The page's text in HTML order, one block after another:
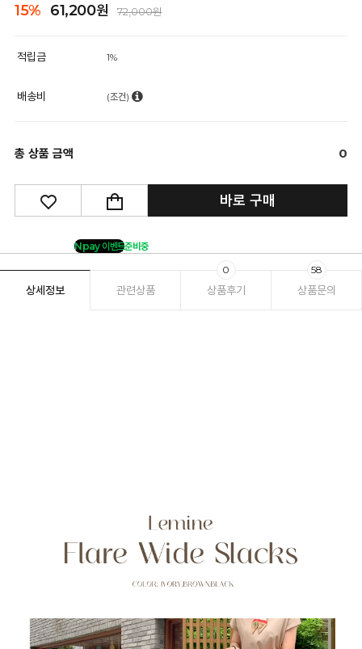
15% 61,200원 72,000원
적립금 1%
배송비 (조건)
총 상품 금액 0
바로 구매
Npay 이벤트준비중
상세정보 관련상품 상품후기
0
상품문의
58